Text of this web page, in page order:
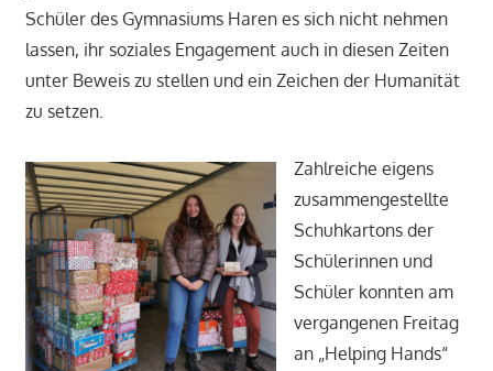
Schüler des Gymnasiums Haren es sich nicht nehmen
lassen, ihr soziales Engagement auch in diesen Zeiten
unter Beweis zu stellen und ein Zeichen der Humanität
zu setzen.
Zahlreiche eigens
zusammengestellte
Schuhkartons der
Schülerinnen und
Schüler konnten am
vergangenen Freitag
an „Helping Hands“